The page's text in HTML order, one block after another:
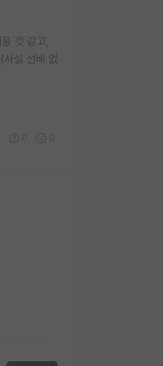
것 같고,
사실 선배 없